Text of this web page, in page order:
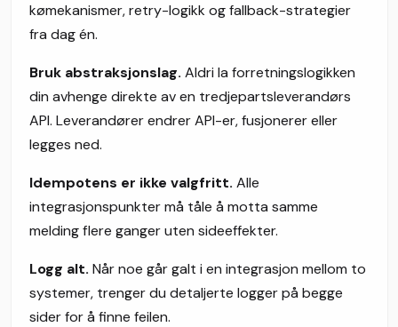
kømekanismer, retry-logikk og fallback-strategier
fra dag én.
Bruk abstraksjonslag. Aldri la forretningslogikken
din avhenge direkte av en tredjepartsleverandørs
API. Leverandører endrer API-er, fusjonerer eller
legges ned.
Idempotens er ikke valgfritt. Alle
integrasjonspunkter må tåle å motta samme
melding flere ganger uten sideeffekter.
Logg alt. Når noe går galt i en integrasjon mellom to
systemer, trenger du detaljerte logger på begge
sider for å finne feilen.